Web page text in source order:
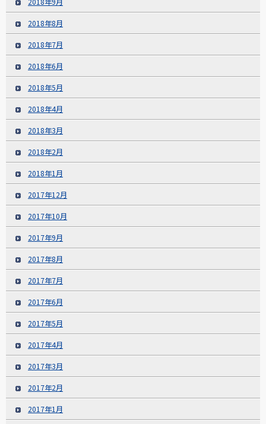
2018年8月
2018年7月
2018年6月
2018年5月
2018年4月
2018年3月
2018年2月
2018年1月
2017年12月
2017年10月
2017年9月
2017年8月
2017年7月
2017年6月
2017年5月
2017年4月
2017年3月
2017年2月
2017年1月